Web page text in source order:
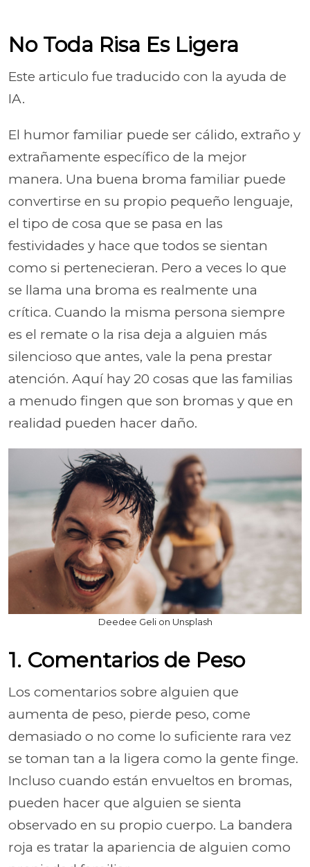
No Toda Risa Es Ligera
Este articulo fue traducido con la ayuda de
IA.
El humor familiar puede ser cálido, extraño y
extrañamente específico de la mejor
manera. Una buena broma familiar puede
convertirse en su propio pequeño lenguaje,
el tipo de cosa que se pasa en las
festividades y hace que todos se sientan
como si pertenecieran. Pero a veces lo que
se llama una broma es realmente una
crítica. Cuando la misma persona siempre
es el remate o la risa deja a alguien más
silencioso que antes, vale la pena prestar
atención. Aquí hay 20 cosas que las familias
a menudo fingen que son bromas y que en
realidad pueden hacer daño.
Deedee Geli on Unsplash
1. Comentarios de Peso
Los comentarios sobre alguien que
aumenta de peso, pierde peso, come
demasiado o no come lo suficiente rara vez
se toman tan a la ligera como la gente finge.
Incluso cuando están envueltos en bromas,
pueden hacer que alguien se sienta
observado en su propio cuerpo. La bandera
roja es tratar la apariencia de alguien como